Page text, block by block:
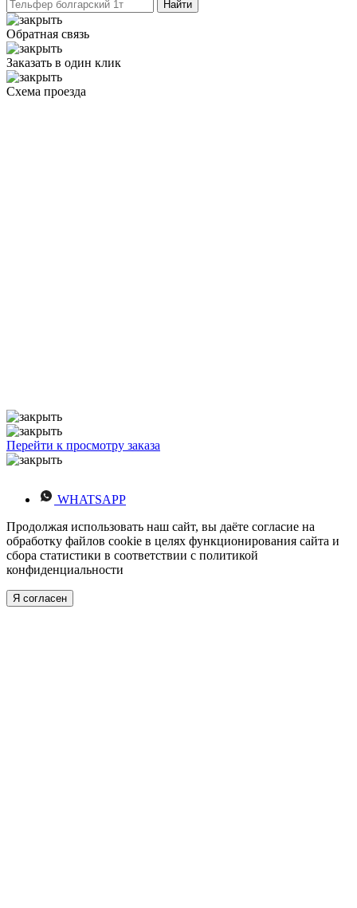
Обратная связь
Заказать в один клик
Схема проезда
Перейти к просмотру заказа
WHATSAPP
Продолжая использовать наш сайт, вы даёте согласие на
обработку файлов cookie в целях функционирования сайта и
сбора статистики в соответствии с политикой
конфиденциальности
Я согласен